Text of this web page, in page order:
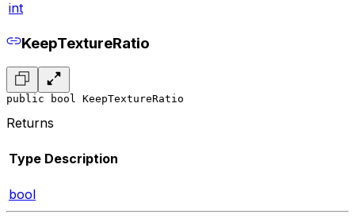
int
KeepTextureRatio
public bool KeepTextureRatio
Returns
Type Description
bool